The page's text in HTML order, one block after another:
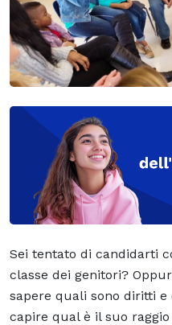
Sei tentato di candidarti
classe dei genitori?
sapere quali sono diritti
capire qual è il suo